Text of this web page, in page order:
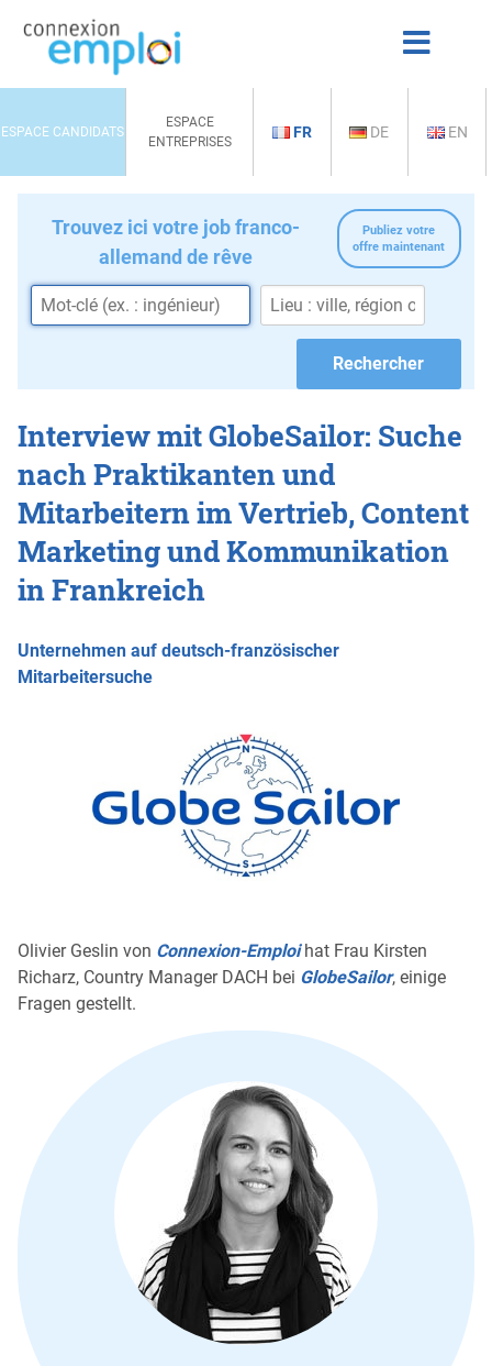
ESPACE CANDIDATS
ESPACE
ENTREPRISES
FR DE EN
Publiez votre
offre maintenant
Trouvez ici votre job franco-
allemand de rêve
Interview mit GlobeSailor: Suche
nach Praktikanten und
Mitarbeitern im Vertrieb, Content
Marketing und Kommunikation
in Frankreich
Unternehmen auf deutsch-französischer
Mitarbeitersuche
Olivier Geslin von Connexion-Emploihat Frau Kirsten
Richarz, Country Manager DACH bei GlobeSailor, einige
Fragen gestellt.